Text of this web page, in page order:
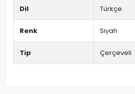
Dil Türkçe
Renk Siyah
Tip Çerçeveli